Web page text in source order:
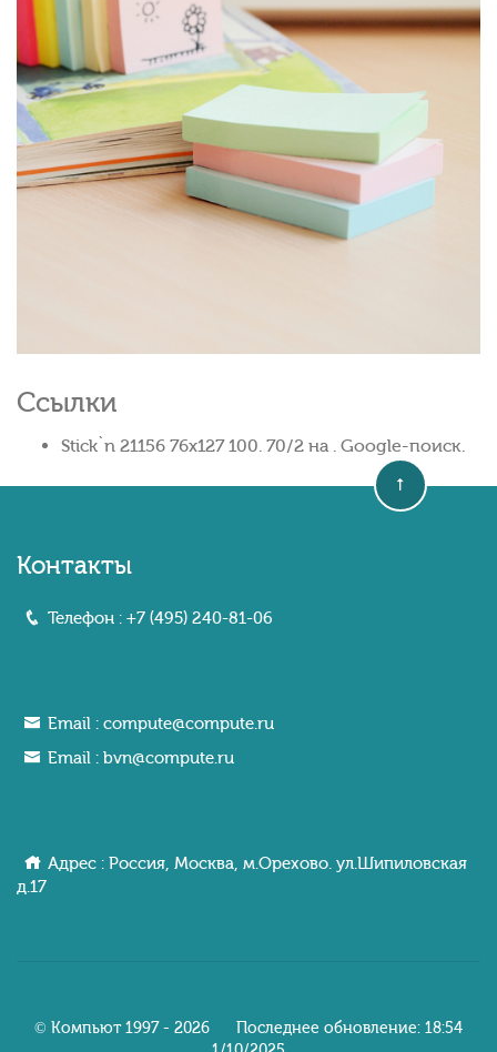
Ссылки
Stick`n 21156 76x127 100. 70/2 на . Google-поиск.
Контакты
Телефон : +7 (495) 240-81-06
Email : compute@compute.ru
Email : bvn@compute.ru
Адрес : Россия, Москва, м.Орехово. ул.Шипиловcкaя
д.17
© Компьют 1997 - 2026 Последнее обновление: 18:54